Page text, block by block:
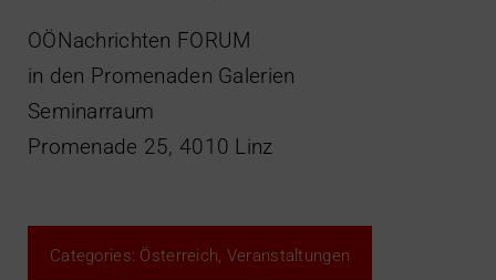
OÖNachrichten FORUM
in den Promenaden Galerien
Seminarraum
Promenade 25, 4010 Linz
Categories: Österreich, Veranstaltungen